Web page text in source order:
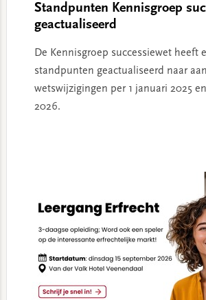
Standpunten Kennisgroep
geactualiseerd
De Kennisgroep successiewet heeft
standpunten geactualiseerd naar
wetswijzigingen per 1 januari 2025
2026.